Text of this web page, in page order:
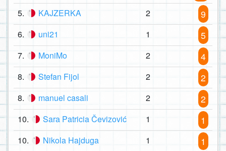
5. KAJZERKA 2 9
6. uni21 1 5
7. MoniMo 2 4
8. Stefan Fijol 2 2
8. manuel casali 2 2
10. Sara Patricia Čevizović 1 1
10. Nikola Hajduga 1 1